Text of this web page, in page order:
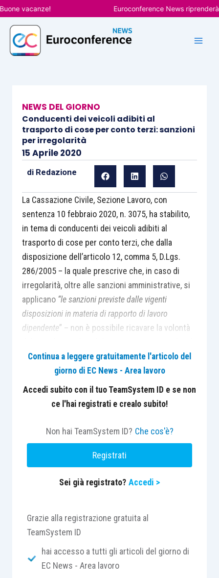
Vai
al
contenuto
vacanze! Euroconference News riprenderà le
NEWS DEL GIORNO
Conducenti dei veicoli adibiti al
trasporto di cose per conto terzi: sanzioni
per irregolarità
15 Aprile 2020
di Redazione
La Cassazione Civile, Sezione Lavoro, con
sentenza 10 febbraio 2020, n. 3075, ha stabilito,
in tema di conducenti dei veicoli adibiti al
trasporto di cose per conto terzi, che dalla
disposizione dell’articolo 12, comma 5, D.Lgs.
286/2005 – la quale prescrive che, in caso di
irregolarità, oltre alle sanzioni amministrative, si
applicano “le sanzioni previste dalle vigenti
disposizioni in materia di rapporto di lavoro
dipendente” – non è possibile ricavare la volontà
di subordinazione, perché la norma si limita,
senza ambiguità, a far salvo il regime
sanzionatorio pertinente in tema di rapporto di
lavoro dipendente, ma non contiene alcun
perimetro della fattispecie legale di cui
all’articolo 2094, cod. civ..
ti consiglia:
Continua a leggere gratuitamente l'articolo del
giorno di EC News - Area lavoro
Accedi subito con il tuo TeamSystem ID e se non
ce l'hai registrati e crealo subito!
Non hai TeamSystem ID? Che cos'è?
Registrati
Sei già registrato? Accedi >
Grazie alla registrazione gratuita al
TeamSystem ID
hai accesso a tutti gli articoli del giorno di
EC News - Area lavoro